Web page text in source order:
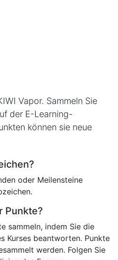
Vapor. Sammeln Sie
der E-Learning-
können sie neue
oder Meilensteine
Punkte?
sammeln, indem Sie die
Kurses beantworten. Punkte
werden. Folgen Sie